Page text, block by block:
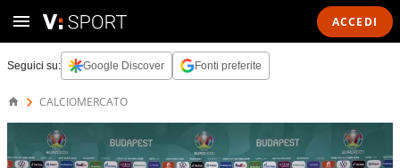
ACCEDI
Seguici su: Google Discover Fonti preferite
CALCIOMERCATO